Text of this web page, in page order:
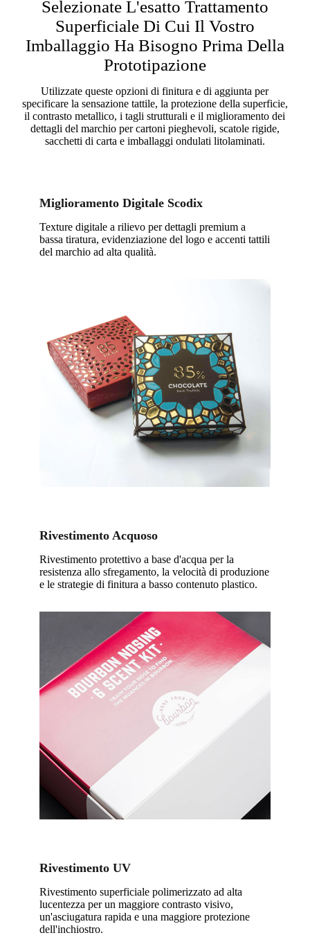
Selezionate L'esatto Trattamento
Superficiale Di Cui Il Vostro
Imballaggio Ha Bisogno Prima Della
Prototipazione
Utilizzate queste opzioni di finitura e di aggiunta per
specificare la sensazione tattile, la protezione della superficie,
il contrasto metallico, i tagli strutturali e il miglioramento dei
dettagli del marchio per cartoni pieghevoli, scatole rigide,
sacchetti di carta e imballaggi ondulati litolaminati.
Miglioramento Digitale Scodix
Texture digitale a rilievo per dettagli premium a
bassa tiratura, evidenziazione del logo e accenti tattili
del marchio ad alta qualità.
Rivestimento Acquoso
Rivestimento protettivo a base d'acqua per la
resistenza allo sfregamento, la velocità di produzione
e le strategie di finitura a basso contenuto plastico.
Rivestimento UV
Rivestimento superficiale polimerizzato ad alta
lucentezza per un maggiore contrasto visivo,
un'asciugatura rapida e una maggiore protezione
dell'inchiostro.